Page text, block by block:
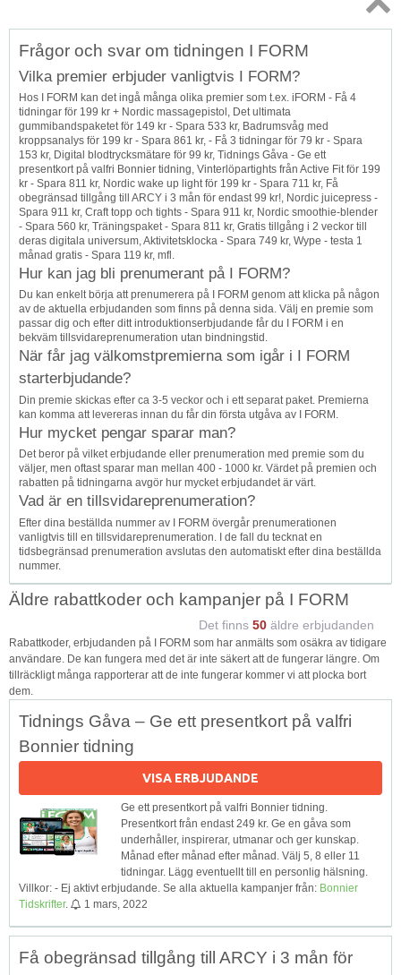
Topp
Frågor och svar om tidningen I FORM
Vilka premier erbjuder vanligtvis I FORM?
Hos I FORM kan det ingå många olika premier som t.ex. iFORM - Få 4
tidningar för 199 kr + Nordic massagepistol, Det ultimata
gummibandspaketet för 149 kr - Spara 533 kr, Badrumsvåg med
kroppsanalys för 199 kr - Spara 861 kr, - Få 3 tidningar för 79 kr - Spara
153 kr, Digital blodtrycksmätare för 99 kr, Tidnings Gåva - Ge ett
presentkort på valfri Bonnier tidning, Vinterlöpartights från Active Fit för 199
kr - Spara 811 kr, Nordic wake up light för 199 kr - Spara 711 kr, Få
obegränsad tillgång till ARCY i 3 mån för endast 99 kr!, Nordic juicepress -
Spara 911 kr, Craft topp och tights - Spara 911 kr, Nordic smoothie-blender
- Spara 560 kr, Träningspaket - Spara 811 kr, Gratis tillgång i 2 veckor till
deras digitala universum, Aktivitetsklocka - Spara 749 kr, Wype - testa 1
månad gratis - Spara 119 kr, mfl.
Hur kan jag bli prenumerant på I FORM?
Du kan enkelt börja att prenumerera på I FORM genom att klicka på någon
av de aktuella erbjudanden som finns på denna sida. Välj en premie som
passar dig och efter ditt introduktionserbjudande får du I FORM i en
bekväm tillsvidareprenumeration utan bindningstid.
När får jag välkomstpremierna som igår i I FORM
starterbjudande?
Din premie skickas efter ca 3-5 veckor och i ett separat paket. Premierna
kan komma att levereras innan du får din första utgåva av I FORM.
Hur mycket pengar sparar man?
Det beror på vilket erbjudande eller prenumeration med premie som du
väljer, men oftast sparar man mellan 400 - 1000 kr. Värdet på premien och
rabatten på tidningarna avgör hur mycket erbjudandet är värt.
Vad är en tillsvidareprenumeration?
Efter dina beställda nummer av I FORM övergår prenumerationen
vanligtvis till en tillsvidareprenumeration. I de fall du tecknat en
tidsbegränsad prenumeration avslutas den automatiskt efter dina beställda
nummer.
Äldre rabattkoder och kampanjer på I FORM
Det finns 50 äldre erbjudanden
Rabattkoder, erbjudanden på I FORM som har anmälts som osäkra av tidigare
användare. De kan fungera med det är inte säkert att de fungerar längre. Om
tillräckligt många rapporterar att de inte fungerar kommer vi att plocka bort
dem.
Tidnings Gåva – Ge ett presentkort på valfri
Bonnier tidning
VISA ERBJUDANDE
Ge ett presentkort på valfri Bonnier tidning.
Presentkort från endast 249 kr. Ge en gåva som
underhåller, inspirerar, utmanar och ger kunskap.
Månad efter månad efter månad. Välj 5, 8 eller 11
tidningar. Lägg eventuellt till en personlig hälsning.
Villkor: - Ej aktivt erbjudande. Se alla aktuella kampanjer från: Bonnier
Tidskrifter. 1 mars, 2022
Få obegränsad tillgång till ARCY i 3 mån för